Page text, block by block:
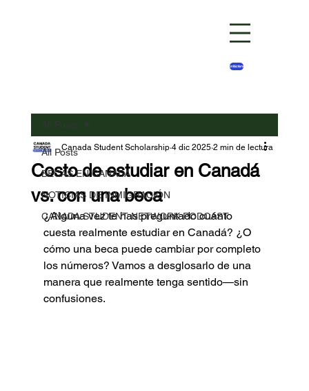
Contáctenos
All Posts
BECAS EN CANADA
NOTICIAS DE INMIGRACIÓN
CANADA STUDENT NETWORK PODCAST
Costo de estudiar en Canadá
vs. con una beca
Canada Student Scholarship 4 dic 2025 2 min de lectura
¿Alguna vez te has preguntado cuánto
cuesta realmente estudiar en Canadá? ¿O
cómo una beca puede cambiar por completo
los números? Vamos a desglosarlo de una
manera que realmente tenga sentido—sin
confusiones.